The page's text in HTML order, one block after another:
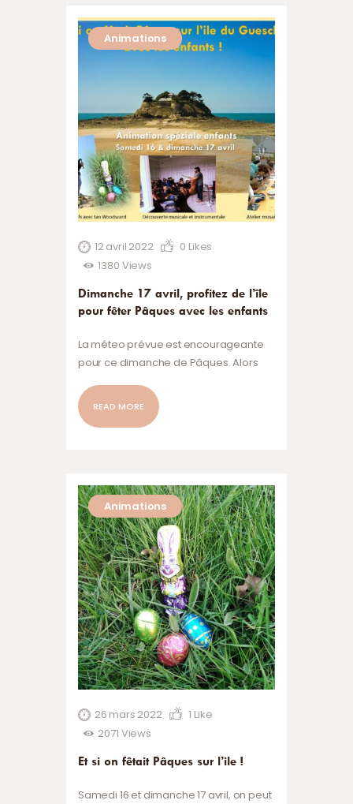
patrimoine, de musique, avec les
passionnés de Léo Ferré. ”Un tel
patrimoine se doit d’être partagé”.…
Animations
12 avril 2022 0 Likes
1380 Views
Dimanche 17 avril, profitez de l’île
pour fêter Pâques avec les enfants
La méteo prévue est encourageante
pour ce dimanche de Pâques. Alors
moment sur l’ile, dans ses jardins.
Emmenez votre pique-nique. Déjeuner
mosaïque et réaliseront de belles
compositions. Ils seront tout ouïe aux
explications musicales de Corentin…
READ MORE
Animations
26 mars 2022 1 Like
2071 Views
Et si on fêtait Pâques sur l’ile !
Samedi 16 et dimanche 17 avril, on peut